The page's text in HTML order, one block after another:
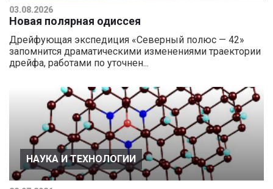
03.08.2026
Новая полярная одиссея
Дрейфующая экспедиция «Северный полюс — 42»
запомнится драматическими изменениями траектории
дрейфа, работами по уточнен...
НАУКА И ТЕХНОЛОГИИ